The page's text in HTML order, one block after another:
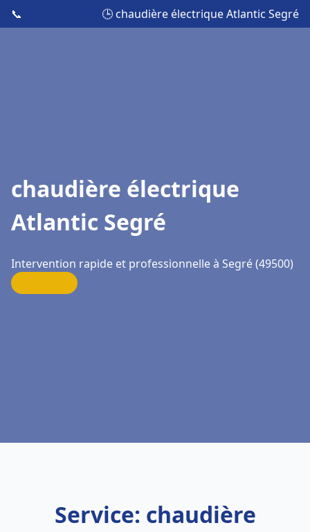
📞 🕒 chaudière électrique Atlantic Segré
chaudière électrique
Atlantic Segré
Intervention rapide et professionnelle à Segré (49500)
Service: chaudière